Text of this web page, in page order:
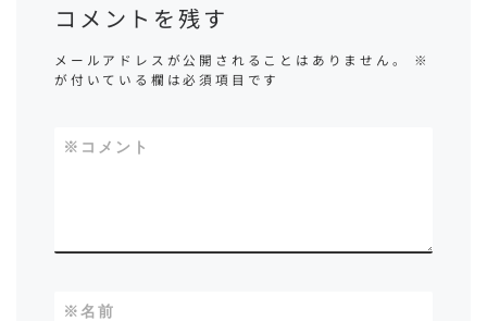
コメントを残す
メールアドレスが公開されることはありません。
※
が付いている欄は必須項目です
コメント
※
名前
※